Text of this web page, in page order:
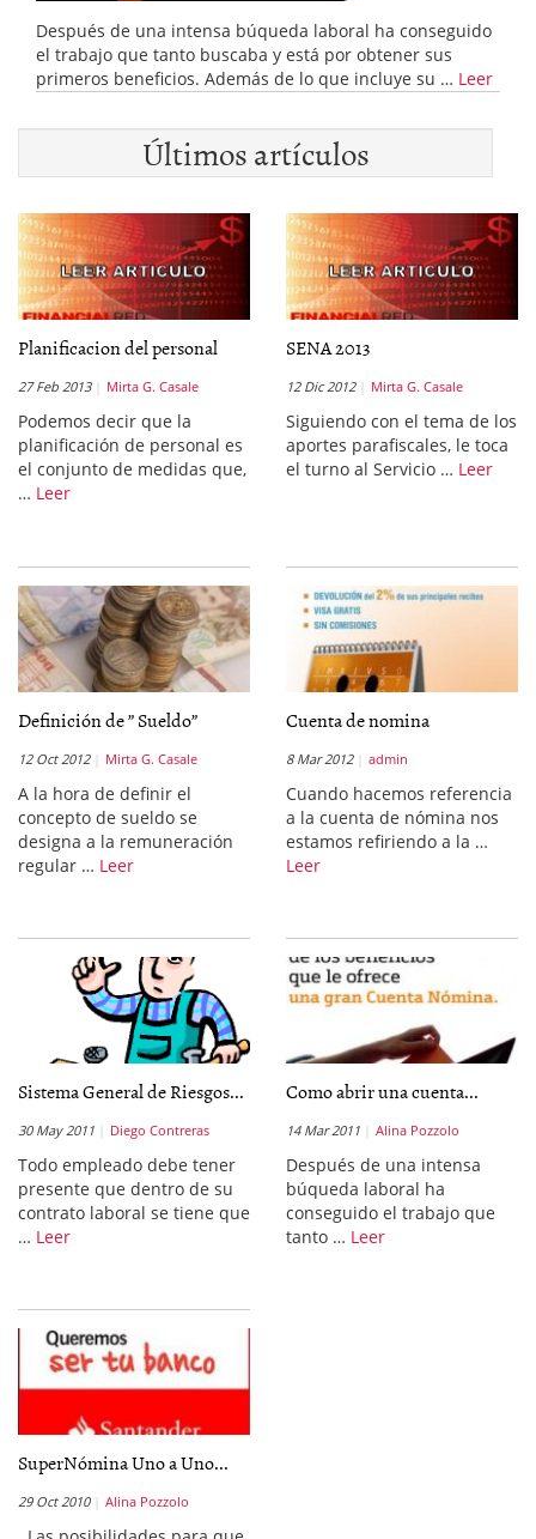
Después de una intensa búqueda laboral ha conseguido
el trabajo que tanto buscaba y está por obtener sus
primeros beneficios. Además de lo que incluye su … Leer
Últimos artículos
Planificacion del personal
27 Feb 2013 Mirta G. Casale
Podemos decir que la
planificación de personal es
el conjunto de medidas que,
… Leer
SENA 2013
12 Dic 2012 Mirta G. Casale
Siguiendo con el tema de los
aportes parafiscales, le toca
el turno al Servicio … Leer
Definición de ” Sueldo”
12 Oct 2012 Mirta G. Casale
A la hora de definir el
concepto de sueldo se
designa a la remuneración
regular … Leer
Cuenta de nomina
8 Mar 2012 admin
Cuando hacemos referencia
a la cuenta de nómina nos
estamos refiriendo a la …
Leer
Sistema General de Riesgos...
30 May 2011 Diego Contreras
Todo empleado debe tener
presente que dentro de su
contrato laboral se tiene que
… Leer
Como abrir una cuenta...
14 Mar 2011 Alina Pozzolo
Después de una intensa
búqueda laboral ha
conseguido el trabajo que
tanto … Leer
SuperNómina Uno a Uno...
29 Oct 2010 Alina Pozzolo